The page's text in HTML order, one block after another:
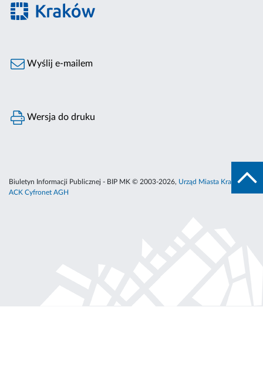
Wyślij e-mailem
Wersja do druku
Biuletyn Informacji Publicznej - BIP MK © 2003-2026, Urząd Miasta Krakowa
ACK Cyfronet AGH